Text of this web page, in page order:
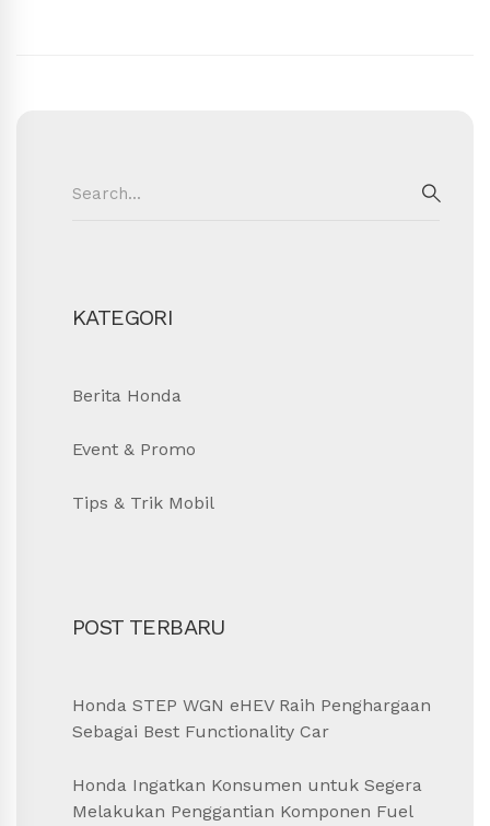
for:
KATEGORI
Berita Honda
Event & Promo
Tips & Trik Mobil
POST TERBARU
Honda STEP WGN eHEV Raih Penghargaan
Sebagai Best Functionality Car
Honda Ingatkan Konsumen untuk Segera
Melakukan Penggantian Komponen Fuel